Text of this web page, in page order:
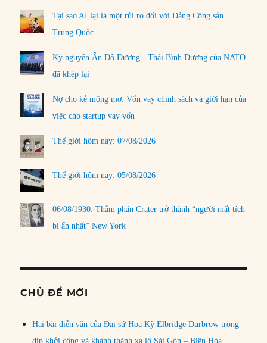
Tại sao AI lại là một rủi ro đối với Đảng Cộng sản
Trung Quốc
Kỷ nguyên Ấn Độ Dương - Thái Bình Dương của NATO
đã khép lại
Nợ cho kẻ mộng mơ: Vốn vay chính sách và giới hạn của
việc cho startup vay vốn
Thế giới hôm nay: 07/08/2026
Thế giới hôm nay: 05/08/2026
06/08/1930: Thẩm phán Crater trở thành “người mất tích
bí ẩn nhất” New York
CHỦ ĐỀ MỚI
Hai bài diễn văn của Đại sứ Hoa Kỳ Elbridge Durbrow trong
dịp khởi công và khánh thành xa lộ Sài Gòn – Biên Hòa